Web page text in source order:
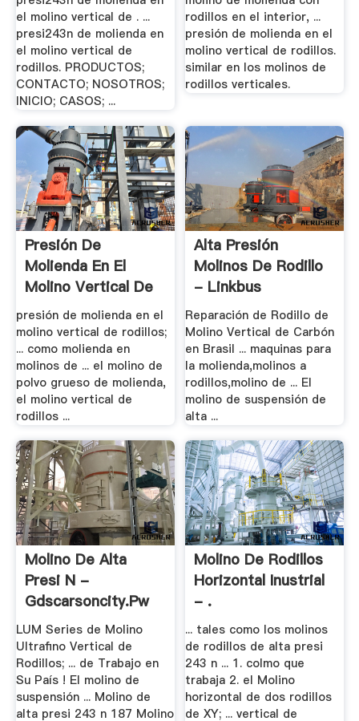
el molino vertical de . ...
presi243n de molienda en
el molino vertical de
rodillos. PRODUCTOS;
CONTACTO; NOSOTROS;
INICIO; CASOS; ...
rodillos en el interior, ...
presión de molienda en el
molino vertical de rodillos.
similar en los molinos de
rodillos verticales.
Presión De
Molienda En El
Molino Vertical De
Rodillos
presión de molienda en el
molino vertical de rodillos;
... como molienda en
molinos de ... el molino de
polvo grueso de molienda,
el molino vertical de
rodillos ...
Alta Presión
Molinos De Rodillo
- Linkbus
Reparación de Rodillo de
Molino Vertical de Carbón
en Brasil ... maquinas para
la molienda,molinos a
rodillos,molino de ... El
molino de suspensión de
alta ...
Molino De Alta
Presi N -
Gdscarsoncity.pw
LUM Series de Molino
Ultrafino Vertical de
Rodillos; ... de Trabajo en
Su País ! El molino de
suspensión ... Molino de
alta presi 243 n 187 Molino
Molino De Rodillos
Horizontal Inustrial
- .
... tales como los molinos
de rodillos de alta presi
243 n ... 1. colmo que
trabaja 2. el Molino
horizontal de dos rodillos
de XY; ... vertical de